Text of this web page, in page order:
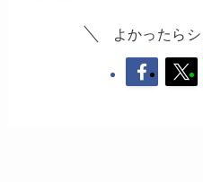
よかったら